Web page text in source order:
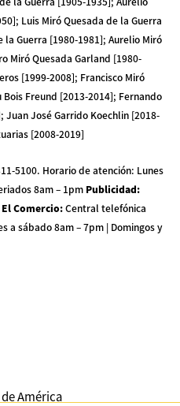
Luis Miró Quesada de la Guerra
la Guerra [1980-1981]; Aurelio Miró
Miró Quesada Garland [1980-
[1999-2008]; Francisco Miró
Freund [2013-2014]; Fernando
Juan José Garrido Koechlin [2018-
[2008-2019]
5100. Horario de atención: Lunes
8am – 1pm Publicidad:
Comercio:Central telefónica
a sábado 8am – 7pm | Domingos y
América